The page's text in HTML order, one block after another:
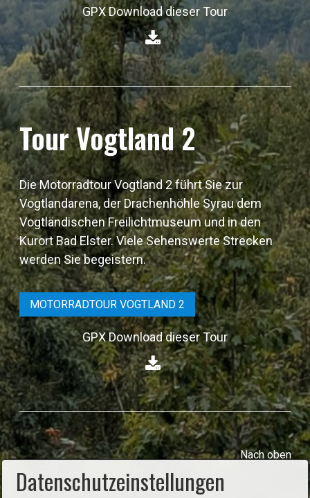
GPX Download dieser Tour
⁣
Tour Vogtland 2
Die Motorradtour Vogtland 2 führt Sie zur
Vogtlandarena, der Drachenhöhle Syrau dem
Vogtländischen Freilichtmuseum und in den
Kurort Bad Elster. Viele Sehenswerte Strecken
werden Sie begeistern.
MOTORRADTOUR VOGTLAND 2
GPX Download dieser Tour
⁣
Nach oben
Datenschutzeinstellungen